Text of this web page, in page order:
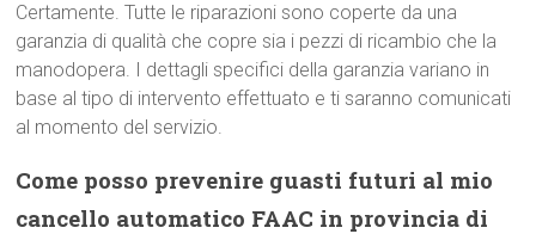
Certamente. Tutte le riparazioni sono coperte da una
garanzia di qualità che copre sia i pezzi di ricambio che la
manodopera. I dettagli specifici della garanzia variano in
base al tipo di intervento effettuato e ti saranno comunicati
al momento del servizio.
Come posso prevenire guasti futuri al mio
cancello automatico FAAC in provincia di